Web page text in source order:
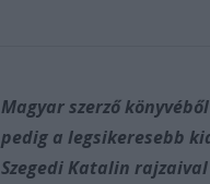
Magyar szerző könyvéből
pedig a legsikeresebb
Szegedi Katalin